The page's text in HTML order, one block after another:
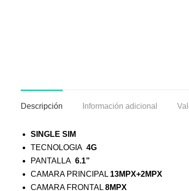
Descripción Información adicional
SINGLE SIM
TECNOLOGIA 4G
PANTALLA 6.1”
CAMARA PRINCIPAL 13MPX+2MPX
CAMARA FRONTAL 8MPX